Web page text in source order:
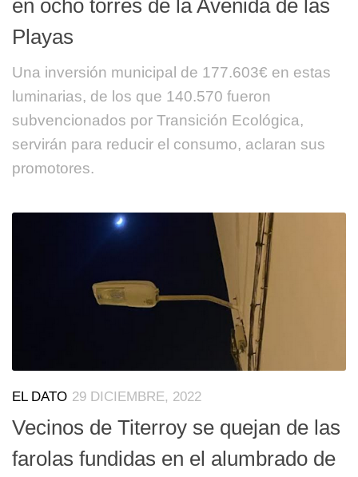
en ocho torres de la Avenida de las
Playas
Una inversión municipal de 177.603€ en estas
luminarias, de los que 140.570 fueron
subvencionados por Transición Ecológica,
servirán para reducir el consumo, aclaran sus
promotores.
EL DATO 29 DICIEMBRE, 2022
Vecinos de Titerroy se quejan de las
farolas fundidas en el alumbrado de